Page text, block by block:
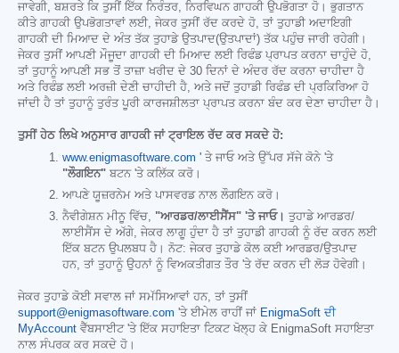
ਜਾਵੇਗੀ, ਬਸ਼ਰਤੇ ਕਿ ਤੁਸੀਂ ਇੱਕ ਨਿਰੰਤਰ, ਨਿਰਵਿਘਨ ਗਾਹਕੀ ਉਪਭੋਗਤਾ ਹੋ। ਭੁਗਤਾਨ
ਕੀਤੇ ਗਾਹਕੀ ਉਪਭੋਗਤਾਵਾਂ ਲਈ, ਜੇਕਰ ਤੁਸੀਂ ਰੱਦ ਕਰਦੇ ਹੋ, ਤਾਂ ਤੁਹਾਡੀ ਅਦਾਇਗੀ
ਗਾਹਕੀ ਦੀ ਮਿਆਦ ਦੇ ਅੰਤ ਤੱਕ ਤੁਹਾਡੇ ਉਤਪਾਦ(ਉਤਪਾਦਾਂ) ਤੱਕ ਪਹੁੰਚ ਜਾਰੀ ਰਹੇਗੀ।
ਜੇਕਰ ਤੁਸੀਂ ਆਪਣੀ ਮੌਜੂਦਾ ਗਾਹਕੀ ਦੀ ਮਿਆਦ ਲਈ ਰਿਫੰਡ ਪ੍ਰਾਪਤ ਕਰਨਾ ਚਾਹੁੰਦੇ ਹੋ,
ਤਾਂ ਤੁਹਾਨੂੰ ਆਪਣੀ ਸਭ ਤੋਂ ਤਾਜ਼ਾ ਖਰੀਦ ਦੇ 30 ਦਿਨਾਂ ਦੇ ਅੰਦਰ ਰੱਦ ਕਰਨਾ ਚਾਹੀਦਾ ਹੈ
ਅਤੇ ਰਿਫੰਡ ਲਈ ਅਰਜ਼ੀ ਦੇਣੀ ਚਾਹੀਦੀ ਹੈ, ਅਤੇ ਜਦੋਂ ਤੁਹਾਡੀ ਰਿਫੰਡ ਦੀ ਪ੍ਰਕਿਰਿਆ ਹੋ
ਜਾਂਦੀ ਹੈ ਤਾਂ ਤੁਹਾਨੂੰ ਤੁਰੰਤ ਪੂਰੀ ਕਾਰਜਸ਼ੀਲਤਾ ਪ੍ਰਾਪਤ ਕਰਨਾ ਬੰਦ ਕਰ ਦੇਣਾ ਚਾਹੀਦਾ ਹੈ।
ਤੁਸੀਂ ਹੇਠ ਲਿਖੇ ਅਨੁਸਾਰ ਗਾਹਕੀ ਜਾਂ ਟ੍ਰਾਇਲ ਰੱਦ ਕਰ ਸਕਦੇ ਹੋ:
www.enigmasoftware.com ' ਤੇ ਜਾਓ ਅਤੇ ਉੱਪਰ ਸੱਜੇ ਕੋਨੇ 'ਤੇ
"ਲੌਗਇਨ" ਬਟਨ 'ਤੇ ਕਲਿੱਕ ਕਰੋ।
ਆਪਣੇ ਯੂਜ਼ਰਨੇਮ ਅਤੇ ਪਾਸਵਰਡ ਨਾਲ ਲੌਗਇਨ ਕਰੋ।
ਨੈਵੀਗੇਸ਼ਨ ਮੀਨੂ ਵਿੱਚ, "ਆਰਡਰ/ਲਾਈਸੈਂਸ" 'ਤੇ ਜਾਓ। ਤੁਹਾਡੇ ਆਰਡਰ/
ਲਾਈਸੈਂਸ ਦੇ ਅੱਗੇ, ਜੇਕਰ ਲਾਗੂ ਹੁੰਦਾ ਹੈ ਤਾਂ ਤੁਹਾਡੀ ਗਾਹਕੀ ਨੂੰ ਰੱਦ ਕਰਨ ਲਈ
ਇੱਕ ਬਟਨ ਉਪਲਬਧ ਹੈ। ਨੋਟ: ਜੇਕਰ ਤੁਹਾਡੇ ਕੋਲ ਕਈ ਆਰਡਰ/ਉਤਪਾਦ
ਹਨ, ਤਾਂ ਤੁਹਾਨੂੰ ਉਹਨਾਂ ਨੂੰ ਵਿਅਕਤੀਗਤ ਤੌਰ 'ਤੇ ਰੱਦ ਕਰਨ ਦੀ ਲੋੜ ਹੋਵੇਗੀ।
ਜੇਕਰ ਤੁਹਾਡੇ ਕੋਈ ਸਵਾਲ ਜਾਂ ਸਮੱਸਿਆਵਾਂ ਹਨ, ਤਾਂ ਤੁਸੀਂ
support@enigmasoftware.com 'ਤੇ ਈਮੇਲ ਰਾਹੀਂ ਜਾਂ EnigmaSoft ਦੀ
MyAccount ਵੈੱਬਸਾਈਟ 'ਤੇ ਇੱਕ ਸਹਾਇਤਾ ਟਿਕਟ ਖੋਲ੍ਹ ਕੇ EnigmaSoft ਸਹਾਇਤਾ
ਨਾਲ ਸੰਪਰਕ ਕਰ ਸਕਦੇ ਹੋ।